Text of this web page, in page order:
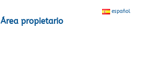
Área propietario
español